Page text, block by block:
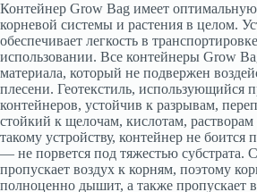
Контейнер Grow Bag имеет оптимальную
корневой системы и растения в целом.
обеспечивает легкость в
использовании. Все контейнеры Grow
материала, который не подвержен
плесени. Геотекстиль, использующийся
контейнеров, устойчив к разрывам,
стойкий к щелочам, кислотам, растворам
такому устройству, контейнер не боится
— не порвется под тяжестью субстрата.
пропускает воздух к корням, поэтому
полноценно дышит, а также пропускает